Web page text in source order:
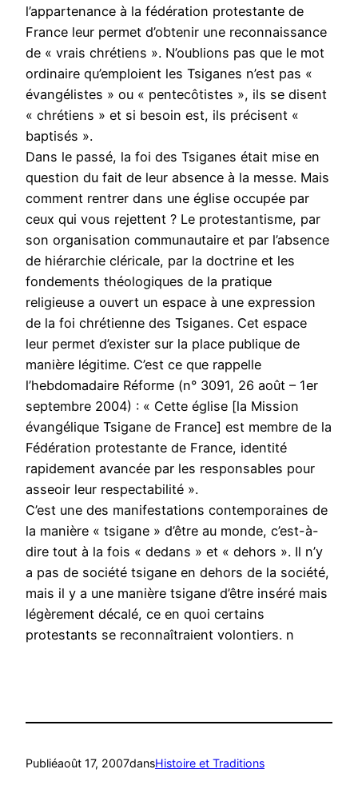
l’appartenance à la fédération protestante de
France leur permet d’obtenir une reconnaissance
de « vrais chrétiens ». N’oublions pas que le mot
ordinaire qu’emploient les Tsiganes n’est pas «
évangélistes » ou « pentecôtistes », ils se disent
« chrétiens » et si besoin est, ils précisent «
baptisés ».
Dans le passé, la foi des Tsiganes était mise en
question du fait de leur absence à la messe. Mais
comment rentrer dans une église occupée par
ceux qui vous rejettent ? Le protestantisme, par
son organisation communautaire et par l’absence
de hiérarchie cléricale, par la doctrine et les
fondements théologiques de la pratique
religieuse a ouvert un espace à une expression
de la foi chrétienne des Tsiganes. Cet espace
leur permet d’exister sur la place publique de
manière légitime. C’est ce que rappelle
l’hebdomadaire Réforme (n° 3091, 26 août – 1er
septembre 2004) : « Cette église [la Mission
évangélique Tsigane de France] est membre de la
Fédération protestante de France, identité
rapidement avancée par les responsables pour
asseoir leur respectabilité ».
C’est une des manifestations contemporaines de
la manière « tsigane » d’être au monde, c’est-à-
dire tout à la fois « dedans » et « dehors ». Il n’y
a pas de société tsigane en dehors de la société,
mais il y a une manière tsigane d’être inséré mais
légèrement décalé, ce en quoi certains
protestants se reconnaîtraient volontiers. n
Publiéaoût 17, 2007dansHistoire et Traditions